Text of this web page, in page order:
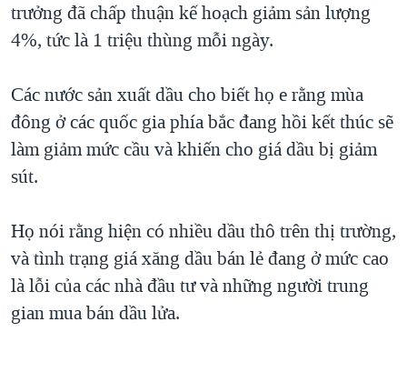
KINH TẾ
SỨC KHOẺ
VĂN HOÁ
THỂ THAO
MỘT NĂM CHIẾN TRANH TẠI DẢI GAZA
GIẢI MÃ VÀNH ĐAI & CON ĐƯỜNG
TRỊNH VĨNH BÌNH - NGƯỜI HẠ 'BÊN THẮNG CUỘC'
GROUND ZERO – XƯA VÀ NAY
THƯỢNG ĐỈNH TRUMP-KIM TẠI VIỆT NAM
TRỊNH VĨNH BÌNH VS. CHÍNH PHỦ VIỆT NAM
NGƯ DÂN VIỆT VÀ LÀN SÓNG TRỘM HẢI SÂM
MẠNG XÃ HỘI
Ngôn ngữ khác
trưởng đã chấp thuận kế hoạch giảm sản lượng
4%, tức là 1 triệu thùng mỗi ngày.
Các nước sản xuất dầu cho biết họ e rằng mùa
đông ở các quốc gia phía bắc đang hồi kết thúc sẽ
làm giảm mức cầu và khiến cho giá dầu bị giảm
sút.
Họ nói rằng hiện có nhiều dầu thô trên thị trường,
và tình trạng giá xăng dầu bán lẻ đang ở mức cao
là lỗi của các nhà đầu tư và những người trung
gian mua bán dầu lửa.